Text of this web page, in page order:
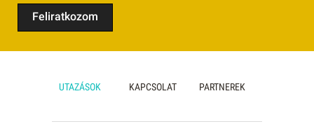
Feliratkozom
UTAZÁSOK KAPCSOLAT PARTNEREK